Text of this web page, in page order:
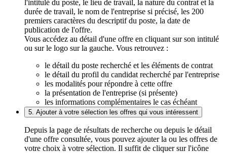
l'intitulé du poste, le lieu de travail, la nature du contrat et la
durée de travail, le nom de l'entreprise si précisé, les 200
premiers caractères du descriptif du poste, la date de
publication de l'offre.
Vous accédez au détail d'une offre en cliquant sur son intitulé
ou sur le logo sur la gauche. Vous retrouvez :
le détail du poste recherché et les éléments de contrat
le détail du profil du candidat recherché par l'entreprise
les modalités pour répondre à cette offre
la présentation de l'entreprise (si présente)
les informations complémentaires le cas échéant
5. Ajouter à votre sélection les offres qui vous intéressent
Depuis la page de résultats de recherche ou depuis le détail
d'une offre consultée, vous pouvez ajouter la ou les offres de
votre choix à votre sélection. Il suffit de cliquer sur l'icône